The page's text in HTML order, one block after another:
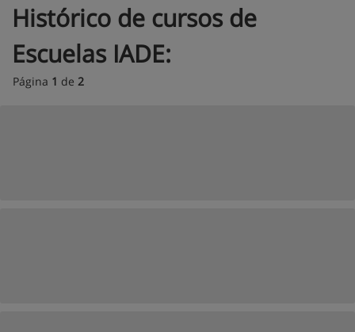
Histórico de cursos de
Escuelas IADE:
Página 1 de 2